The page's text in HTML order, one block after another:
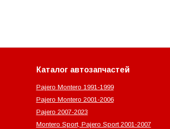
Каталог автозапчастей
Pajero Montero 1991-1999
Pajero Montero 2001-2006
Pajero 2007-2023
Montero Sport, Pajero Sport 2001-2007